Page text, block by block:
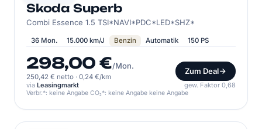
Skoda Superb
Combi Essence 1.5 TSI*NAVI*PDC*LED*SHZ*
36 Mon. 15.000 km/J Benzin Automatik 150 PS
298,00 €/Mon.
250,42 € netto · 0,24 €/km
Zum Deal
via Leasingmarkt gew. Faktor 0,68
Verbr.*: keine Angabe CO₂*: keine Angabe keine Angabe